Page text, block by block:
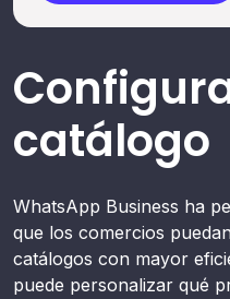
catálogo
WhatsApp Business ha
que los comercios
catálogos con mayor
puede personalizar qué